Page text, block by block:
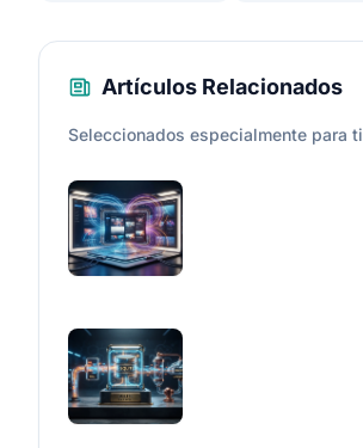
Artículos Relacionados
Seleccionados especialmente para ti